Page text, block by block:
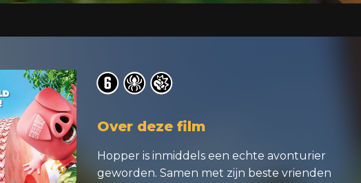
o o o
Over deze film
Hopper is inmiddels een echte avonturier
geworden. Samen met zijn beste vrienden